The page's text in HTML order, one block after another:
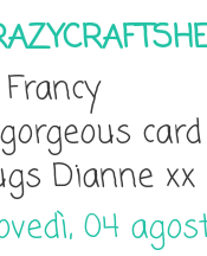
Dianne xx
04